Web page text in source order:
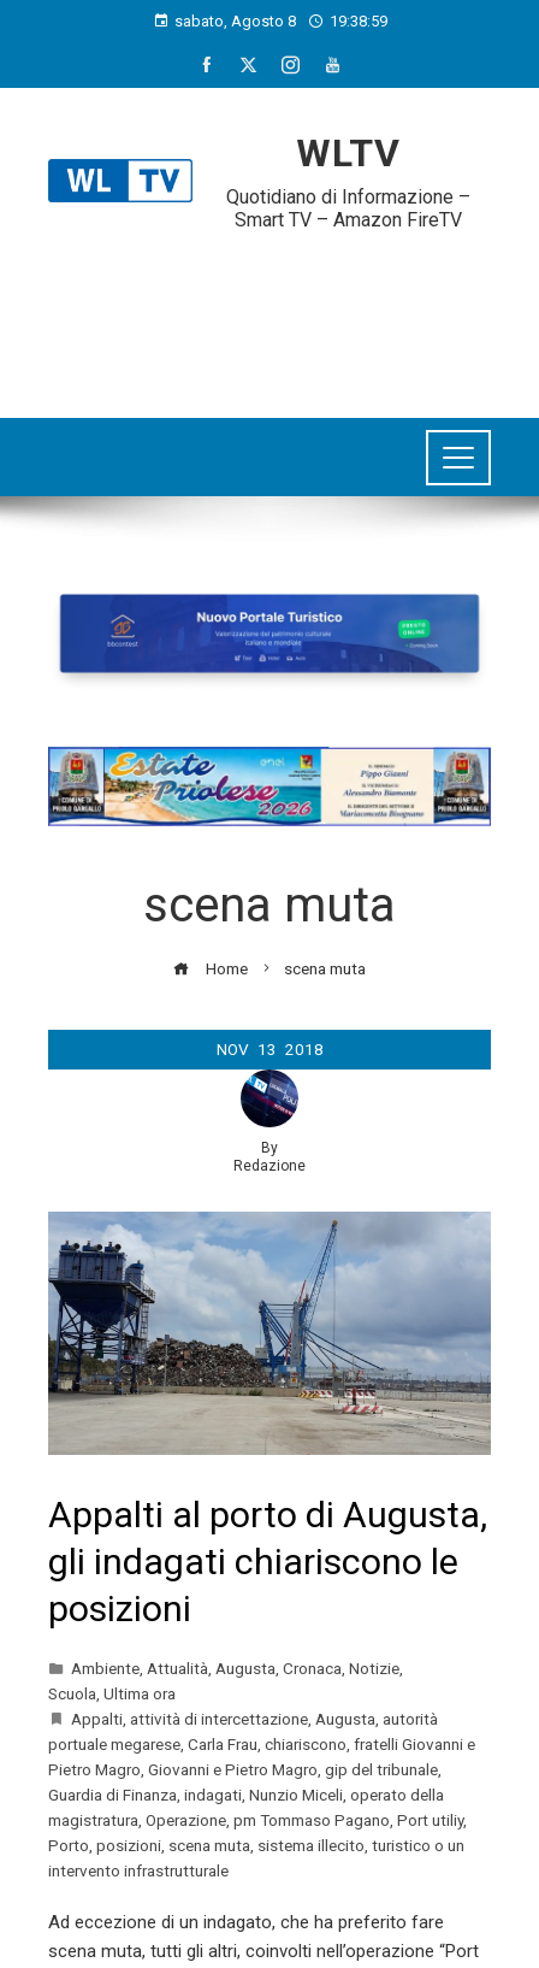
sabato, Agosto 8 19:39:01
WLTV
Quotidiano di Informazione –
Smart TV – Amazon FireTV
scena muta
Home scena muta
NOV 13 2018
By
Redazione
Appalti al porto di Augusta,
gli indagati chiariscono le
posizioni
Ambiente, Attualità, Augusta, Cronaca, Notizie,
Scuola, Ultima ora
Appalti, attività di intercettazione, Augusta, autorità
portuale megarese, Carla Frau, chiariscono, fratelli Giovanni e
Pietro Magro, Giovanni e Pietro Magro, gip del tribunale,
Guardia di Finanza, indagati, Nunzio Miceli, operato della
magistratura, Operazione, pm Tommaso Pagano, Port utiliy,
Porto, posizioni, scena muta, sistema illecito, turistico o un
intervento infrastrutturale
Ad eccezione di un indagato, che ha preferito fare
scena muta, tutti gli altri, coinvolti nell’operazione “Port